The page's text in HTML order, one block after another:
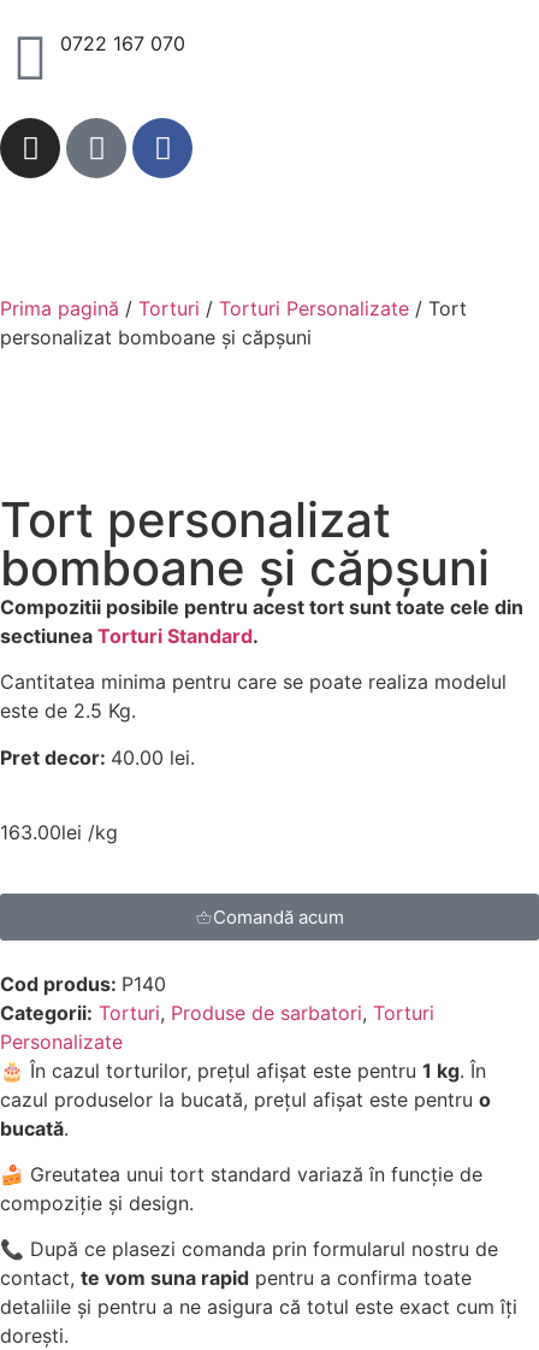
0722 167 070
Prima pagină / Torturi / Torturi Personalizate / Tort
personalizat bomboane și căpșuni
Tort personalizat
bomboane și căpșuni
Compozitii posibile pentru acest tort sunt toate cele din
sectiunea Torturi Standard.
Cantitatea minima pentru care se poate realiza modelul
este de 2.5 Kg.
Pret decor: 40.00 lei.
163.00lei /kg
Comandă acum
Cod produs: P140
Categorii: Torturi, Produse de sarbatori, Torturi
Personalizate
🎂 În cazul torturilor, prețul afișat este pentru 1 kg. În
cazul produselor la bucată, prețul afișat este pentru o
bucată.
🍰 Greutatea unui tort standard variază în funcție de
compoziție și design.
📞 După ce plasezi comanda prin formularul nostru de
contact, te vom suna rapid pentru a confirma toate
detaliile și pentru a ne asigura că totul este exact cum îți
dorești.